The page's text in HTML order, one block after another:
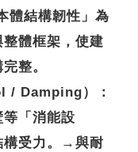
體結構韌性」為
體框架，使建
整。
/ Damping）：
「消能設
構受力。→與耐